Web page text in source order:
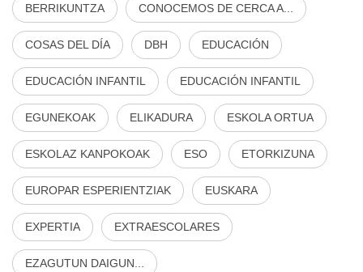
BERRIKUNTZA CONOCEMOS DE CERCA A...
COSAS DEL DÍA DBH EDUCACIÓN
EDUCACIÓN INFANTIL EDUCACIÓN INFANTIL
EGUNEKOAK ELIKADURA ESKOLA ORTUA
ESKOLAZ KANPOKOAK ESO ETORKIZUNA
EUROPAR ESPERIENTZIAK EUSKARA
EXPERTIA EXTRAESCOLARES
EZAGUTUN DAIGUN...